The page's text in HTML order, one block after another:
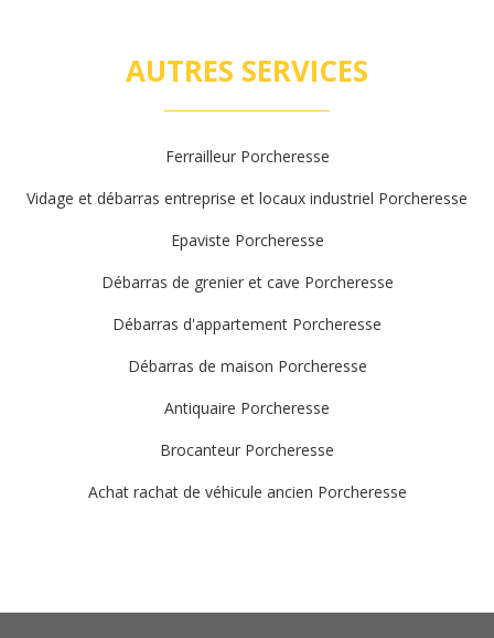
AUTRES SERVICES
Ferrailleur Porcheresse
Vidage et débarras entreprise et locaux industriel Porcheresse
Epaviste Porcheresse
Débarras de grenier et cave Porcheresse
Débarras d'appartement Porcheresse
Débarras de maison Porcheresse
Antiquaire Porcheresse
Brocanteur Porcheresse
Achat rachat de véhicule ancien Porcheresse